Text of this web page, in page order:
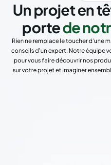
Un projet en
portede
Rien ne remplace le toucher d'une
conseils d'un expert. Notre équipe
pour vous faire découvrir nos
sur votre projet et imaginer